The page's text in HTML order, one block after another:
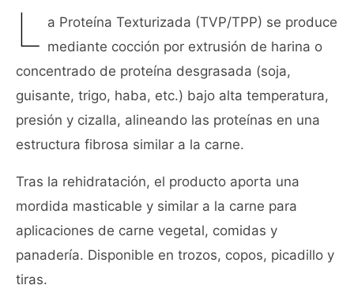
L a Proteína Texturizada (TVP/TPP) se produce
mediante cocción por extrusión de harina o
concentrado de proteína desgrasada (soja,
guisante, trigo, haba, etc.) bajo alta temperatura,
presión y cizalla, alineando las proteínas en una
estructura fibrosa similar a la carne.
Tras la rehidratación, el producto aporta una
mordida masticable y similar a la carne para
aplicaciones de carne vegetal, comidas y
panadería. Disponible en trozos, copos, picadillo y
tiras.